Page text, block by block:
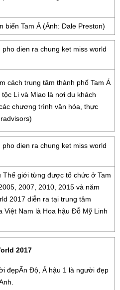
biển Tam Á (Ảnh: Dale Preston)
cách trung tâm thành phố Tam Á
Li và Miao là nơi du khách
chương trình văn hóa, thực
Thế giới từng được tổ chức ở Tam
2007, 2010, 2015 và năm
2017 diễn ra tại trung tâm
Việt Nam là Hoa hậu Đỗ Mỹ Linh
2017
đẹpẤn Độ, Á hậu 1 là người đẹp